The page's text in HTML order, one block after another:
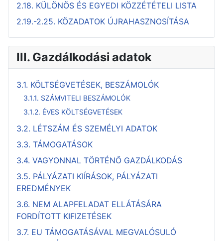
2.18. KÜLÖNÖS ÉS EGYEDI KÖZZÉTÉTELI LISTA
2.19.-2.25. KÖZADATOK ÚJRAHASZNOSÍTÁSA
III. Gazdálkodási adatok
3.1. KÖLTSÉGVETÉSEK, BESZÁMOLÓK
3.1.1. SZÁMVITELI BESZÁMOLÓK
3.1.2. ÉVES KÖLTSÉGVETÉSEK
3.2. LÉTSZÁM ÉS SZEMÉLYI ADATOK
3.3. TÁMOGATÁSOK
3.4. VAGYONNAL TÖRTÉNŐ GAZDÁLKODÁS
3.5. PÁLYÁZATI KIÍRÁSOK, PÁLYÁZATI
EREDMÉNYEK
3.6. NEM ALAPFELADAT ELLÁTÁSÁRA
FORDÍTOTT KIFIZETÉSEK
3.7. EU TÁMOGATÁSÁVAL MEGVALÓSULÓ